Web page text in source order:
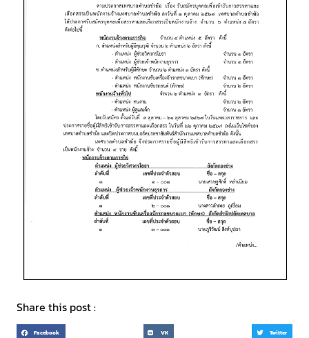
Share this post :
Facebook VK Twitter